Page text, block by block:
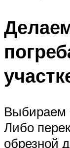
Выбираем
Либо
обрезной